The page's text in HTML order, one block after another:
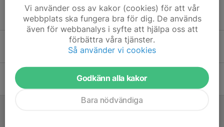
Oden Cup
16 mar 2024 0
Ungdomstouren Lidköping 24 feb
21 feb 2024 0
Öppen pingisträning på söndagar
Ungdomstouren 16 december
Vi använder oss av kakor (cookies) för att vår
webbplats ska fungera bra för dig. De används
även för webbanalys i syfte att hjälpa oss att
förbättra våra tjänster.
Så använder vi cookies
Godkänn alla kakor
Bara nödvändiga